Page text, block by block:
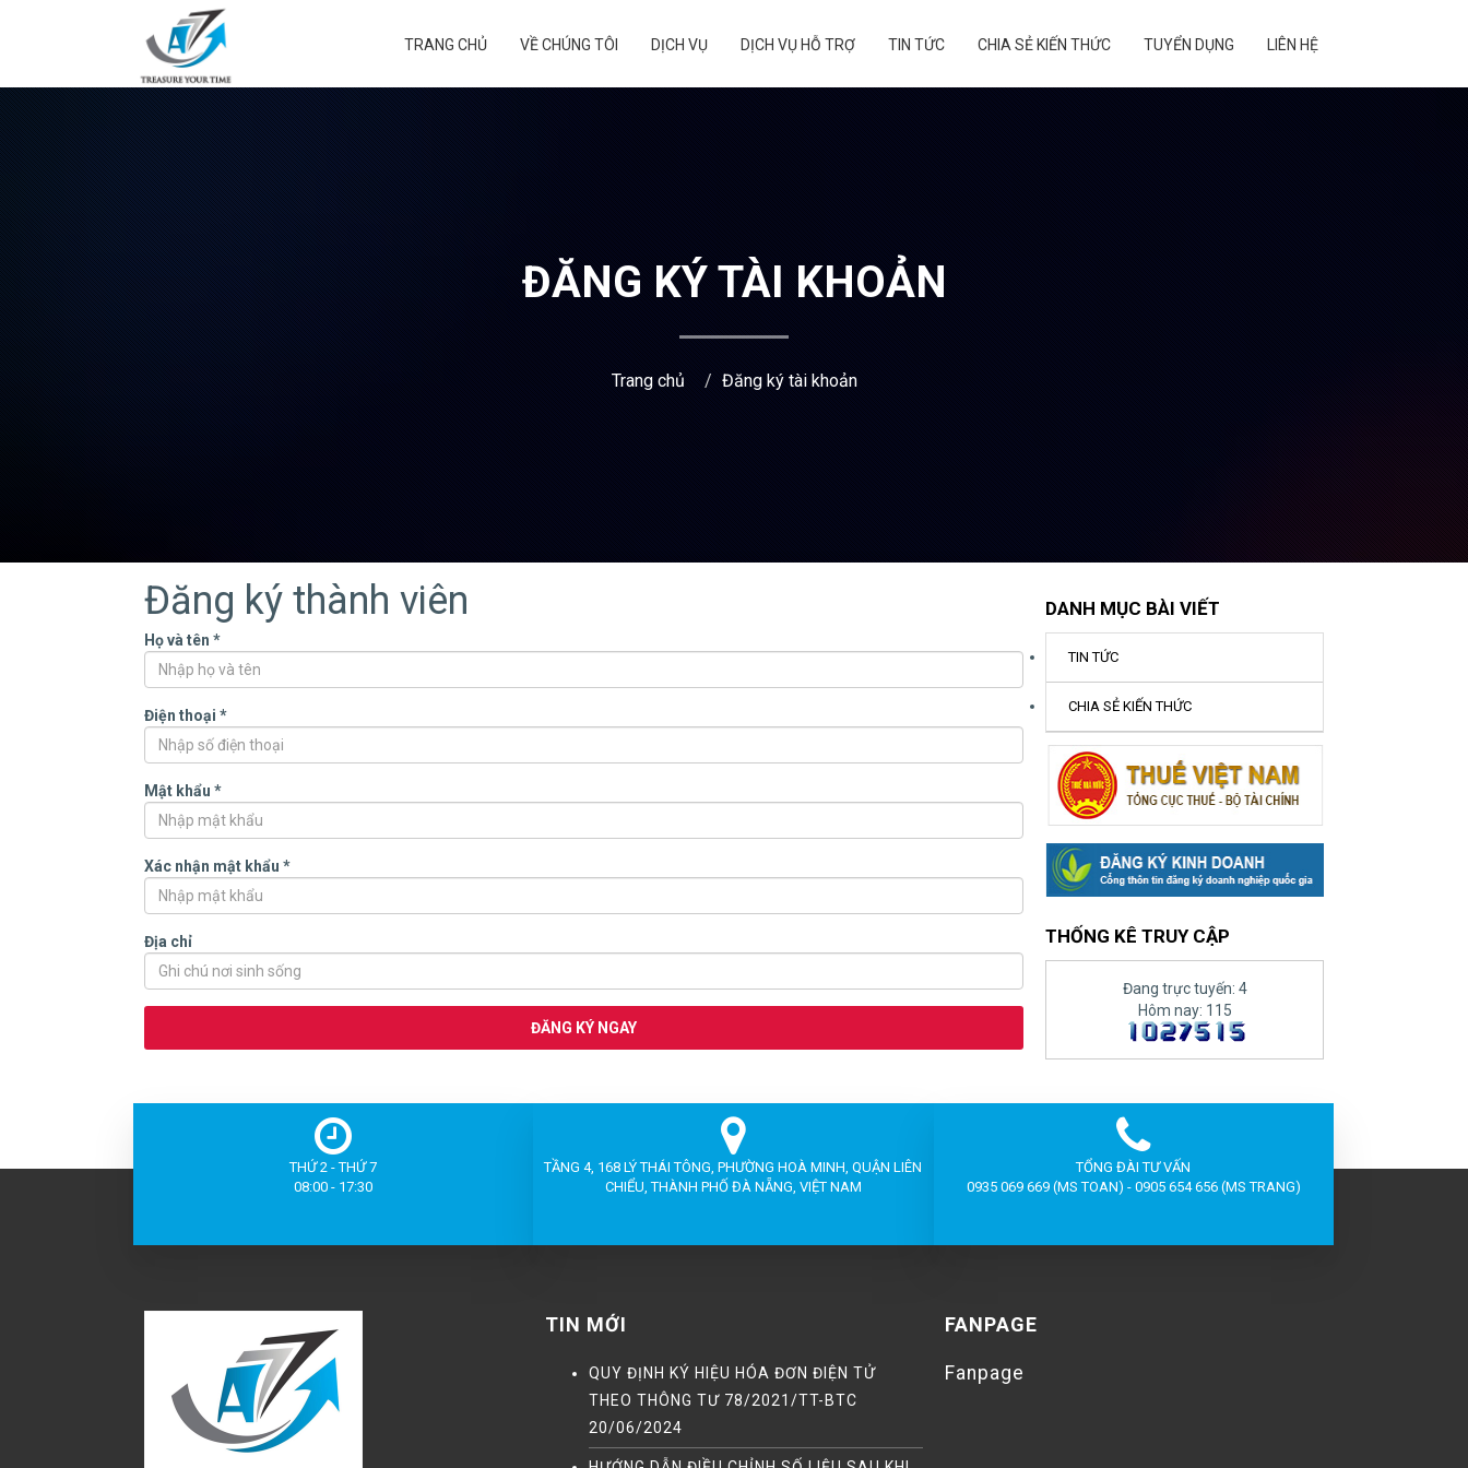
TRANG CHỦ VỀ CHÚNG TÔI DỊCH VỤ DỊCH VỤ HỖ TRỢ TIN TỨC CHIA SẺ KIẾN THỨC TUYỂN DỤNG LIÊN HỆ
ĐĂNG KÝ TÀI KHOẢN
Trang chủ Đăng ký tài khoản
Đăng ký thành viên
Họ và tên *
Điện thoại *
Mật khẩu *
Xác nhận mật khẩu *
Địa chỉ
ĐĂNG KÝ NGAY
DANH MỤC BÀI VIẾT
TIN TỨC
CHIA SẺ KIẾN THỨC
THỐNG KÊ TRUY CẬP
Đang trực tuyến: 4
Hôm nay: 115
THỨ 2 - THỨ 7
08:00 - 17:30
TẦNG 4, 168 LÝ THÁI TÔNG, PHƯỜNG HOÀ MINH, QUẬN LIÊN
CHIỂU, THÀNH PHỐ ĐÀ NẴNG, VIỆT NAM
TỔNG ĐÀI TƯ VẤN
0935 069 669 (MS TOAN) - 0905 654 656 (MS TRANG)
TIN MỚI
QUY ĐỊNH KÝ HIỆU HÓA ĐƠN ĐIỆN TỬ
THEO THÔNG TƯ 78/2021/TT-BTC
20/06/2024
FANPAGE
Fanpage